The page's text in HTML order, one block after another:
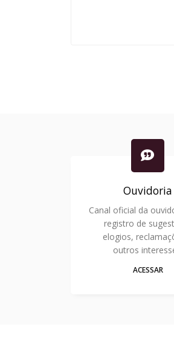
Ouvidoria
Canal oficial da
registro de
elogios,
outros
ACESSAR